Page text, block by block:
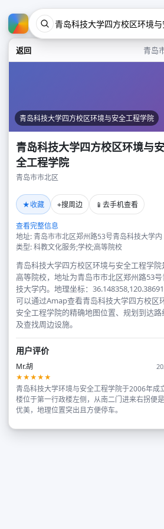
返回 青岛
青岛科技大学四方校区环境与安全工程学院
青岛科技大学四方校区环境与安
全工程学院
青岛市市北区
★收藏 ⌖搜周边 📱 去手机查看
查看完整信息
地址: 青岛市市北区郑州路53号青岛科技大学内
类型: 科教文化服务;学校;高等院校
青岛科技大学四方校区环境与安全工程学院
高等院校，地址为青岛市市北区郑州路53
技大学内。地理坐标：
可以通过Amap查看青岛科技大学四方校区
安全工程学院的精确地图位置、规划到达路
及查找周边设施。
用户评价
Mr.胡
★★★★★
青岛科技大学环境与安全工程学院于2006年成
楼位于第一行政楼左侧，从南二门进来右拐便
优美，地理位置突出且方便停车。